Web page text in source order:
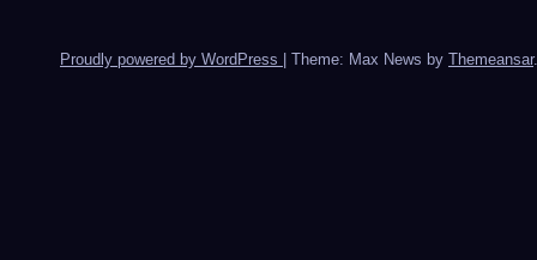
Proudly powered by WordPress Theme: Max News by Themeansar.